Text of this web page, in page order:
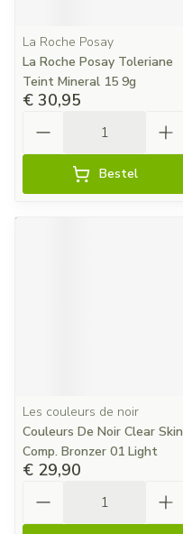
La Roche Posay
La Roche Posay Toleriane
Teint Mineral 15 9g
€ 30,95
Bestel
Les couleurs de noir
Couleurs De Noir Clear Skin
Comp. Bronzer 01 Light
€ 29,90